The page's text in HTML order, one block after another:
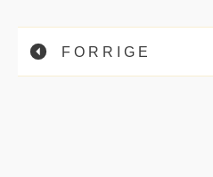
FORRIGE